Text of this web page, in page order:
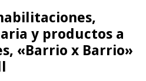
y productos a
«Barrio x Barrio»